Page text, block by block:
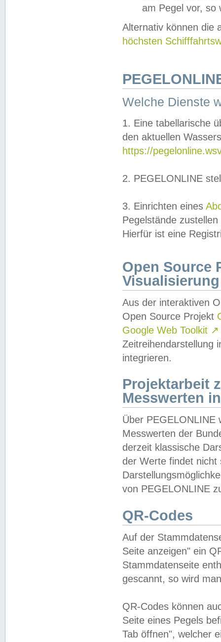
am Pegel vor,
Alternativ können die
höchsten
Welche Dienste
1. Eine tabellarische
den aktuellen
https://
2. PEGELONLINE
3. Einrichten eines
Pegelstände
Hierfür ist eine
Open Source
Visualisierung
Aus der interaktiven
Open Source Projekt
Google Web Toolkit ↗
Zeitreihendarstellung
integrieren.
Projektarbeit
Messwerten
Über PEGELONLINE
Messwerten der
derzeit klassische
der Werte findet
von PEGELONLINE
QR-Codes
Auf der
Seite anzeigen" ein
Stammdatenseite
gescannt, so wird
QR-Codes können
Seite eines Pegels
Tab öffnen", welcher